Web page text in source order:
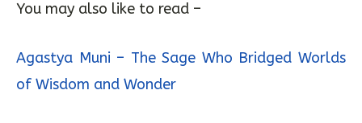
You may also like to read –
Agastya Muni – The Sage Who Bridged Worlds
of Wisdom and Wonder